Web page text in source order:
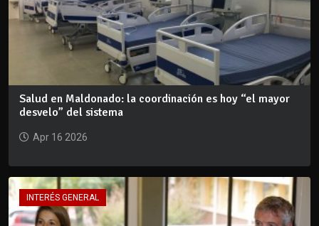
Salud en Maldonado: la coordinación es hoy “el mayor
desvelo” del sistema
Apr 16 2026
INTERÉS GENERAL